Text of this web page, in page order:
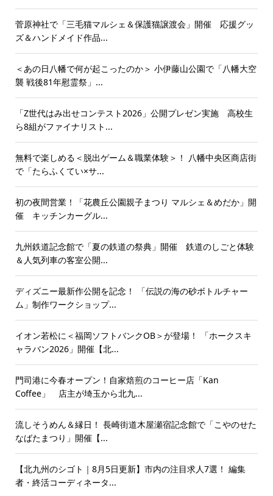
菅原神社で「三毛猫マルシェ＆保護猫譲渡会」開催 応援グッ
ズ＆ハンドメイド作品...
＜あの日八幡で何が起こったのか＞ 小伊藤山公園で「八幡大空
襲 戦後81年慰霊祭」...
「Z世代はみ出せコンテスト2026」公開プレゼン実施 高校生
ら8組がファイナリスト...
無料で楽しめる＜脱出ゲーム＆職業体験＞！ 八幡中央区商店街
で「たらふくてい×サ...
初の夜間営業！「花農丘公園親子まつり マルシェ＆めだか」開
催 キッチンカーグル...
九州鉄道記念館で「夏の鉄道の祭典」開催 鉄道のしごと体験
＆人気列車の客室公開...
ディズニー最新作公開を記念！ 「伝説の海の砂ボトルチャー
ム」制作ワークショップ...
イオン若松に＜福岡ソフトバンクOB＞が登場！ 「ホークスキ
ャラバン2026」開催【北...
門司港に今春オープン！自家焙煎のコーヒー店「Kan
Coffee」 店主が埼玉から北九...
流しそうめん＆縁日！ 長崎街道木屋瀬宿記念館で「こやのせた
なばたまつり」開催【...
【北九州のシゴト｜8月5日更新】市内の注目求人7選！ 編集
者・終活コーディネータ...